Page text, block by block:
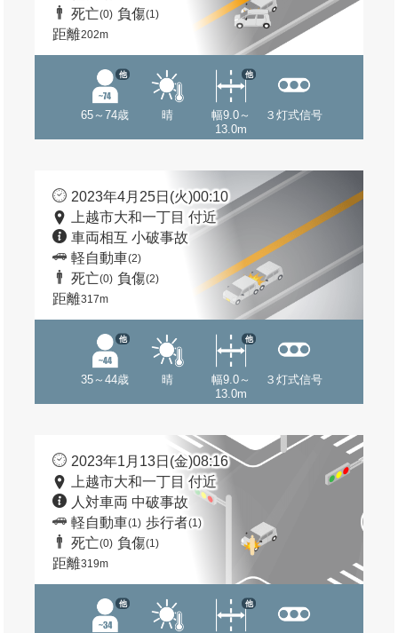
死亡(0) 負傷(1)
距離202m
65～74歳
他
晴
幅9.0～
13.0m
他
３灯式信号
2023年4月25日(火)00:10
上越市大和一丁目 付近
車両相互 小破事故
軽自動車(2)
死亡(0) 負傷(2)
距離317m
35～44歳
他
晴
幅9.0～
13.0m
他
３灯式信号
2023年1月13日(金)08:16
上越市大和一丁目 付近
人対車両 中破事故
軽自動車(1) 歩行者(1)
死亡(0) 負傷(1)
距離319m
他 他